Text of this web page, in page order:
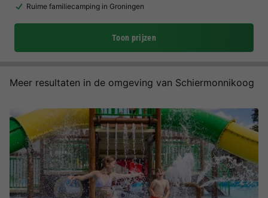
Ruime familiecamping in Groningen
Toon prijzen
Meer resultaten in de omgeving van Schiermonnikoog